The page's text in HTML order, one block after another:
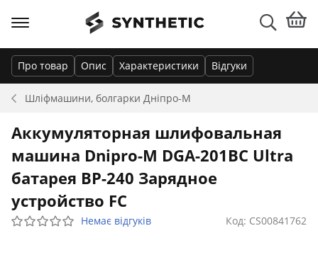
Шліфмашини, болгарки Дніпро-М
Про товар Опис Характеристики Відгуки
Аккумуляторная шлифовальная
машина Dnipro-M DGA-201BC Ultra
батарея BP-240 Зарядное
устройство FC
Немає відгуків Код: CS00841762